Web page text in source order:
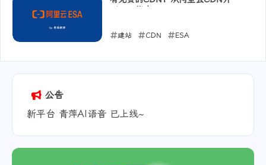
建站 CDN ESA
公告
新平台 青萍AI语音 已上线~